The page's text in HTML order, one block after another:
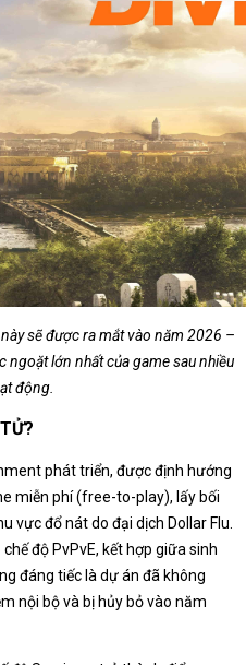
sẽ được ra mắt vào năm 2026 –
lớn nhất của game sau nhiều
động.
phát triển, được định hướng
miễn phí (free-to-play), lấy bối
vực đổ nát do đại dịch Dollar Flu.
độ PvPvE, kết hợp giữa sinh
đáng tiếc là dự án đã không
nội bộ và bị hủy bỏ vào năm